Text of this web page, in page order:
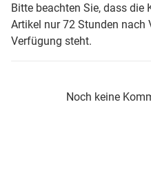
Bitte beachten Sie, dass
Artikel nur 72 Stunden
Verfügung steht.
Noch keine